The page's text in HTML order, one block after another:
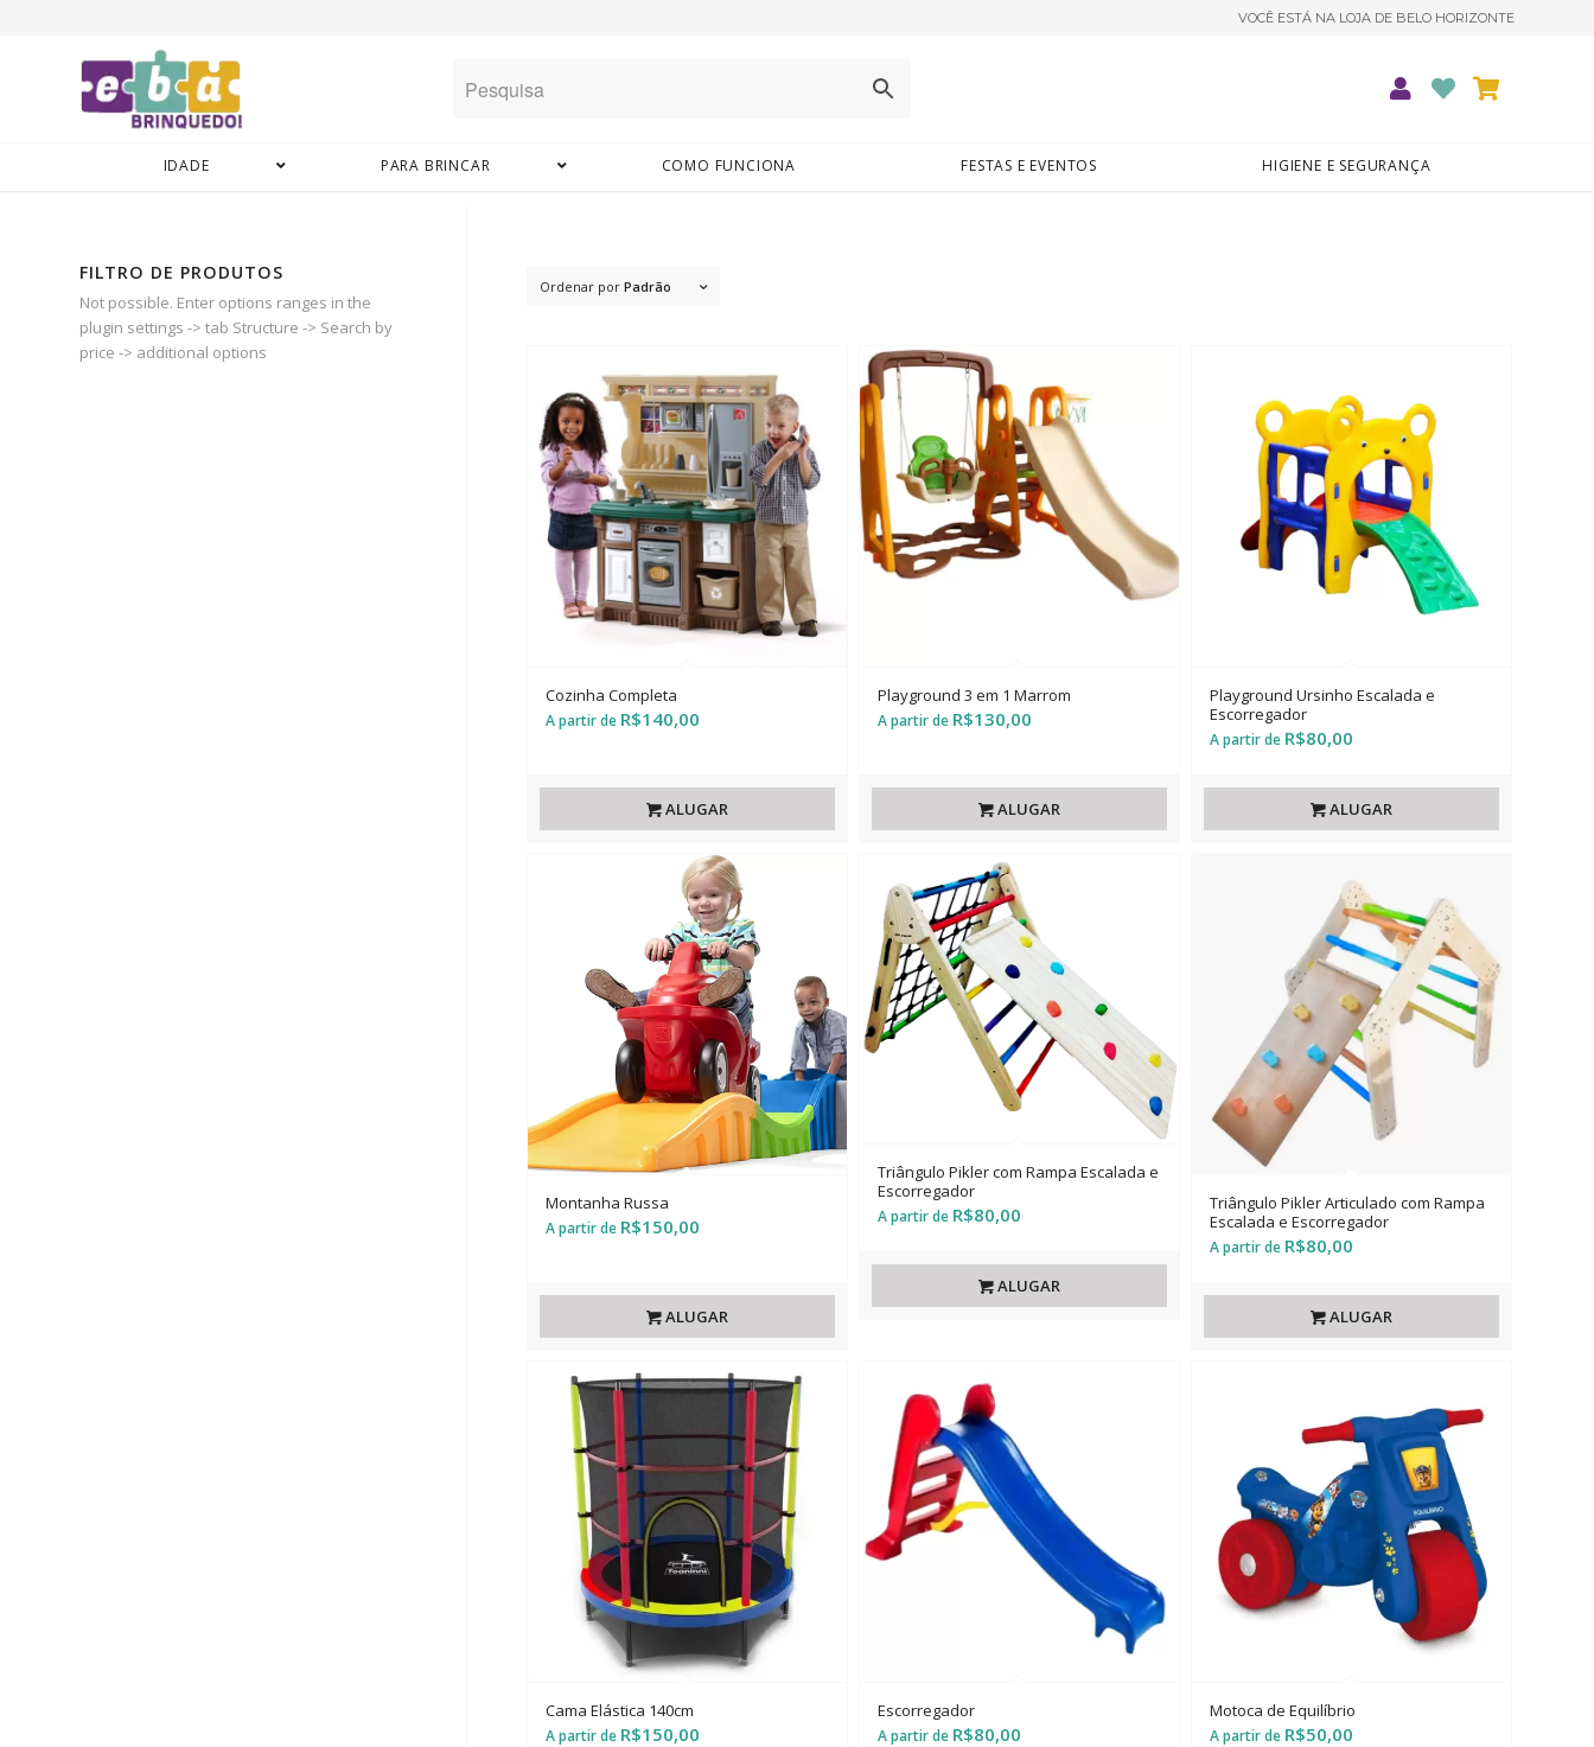
VOCÊ ESTÁ NA LOJA DE BELO HORIZONTE
IDADE PARA BRINCAR COMO FUNCIONA FESTAS E EVENTOS HIGIENE E SEGURANÇA
Ordenar por Padrão
Cozinha Completa
R$140,00
ALUGAR
Playground 3 em 1 Marrom
R$130,00
ALUGAR
Playground Ursinho Escalada e
Escorregador
R$80,00
ALUGAR
Montanha Russa
R$150,00
ALUGAR
Triângulo Pikler com Rampa Escalada e
Escorregador
R$80,00
ALUGAR
Triângulo Pikler Articulado com Rampa
Escalada e Escorregador
R$80,00
ALUGAR
Cama Elástica 140cm
R$150,00
Escorregador
R$80,00
Motoca de Equilíbrio
R$50,00
FILTRO DE PRODUTOS
Not possible. Enter options ranges in the
plugin settings -> tab Structure -> Search by
price -> additional options